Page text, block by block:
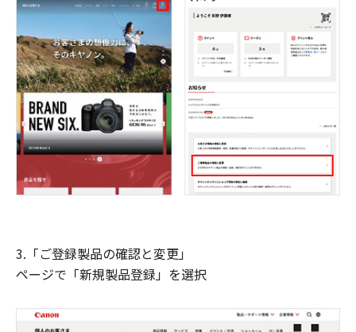
3.「ご登録製品の確認と変更」
ページで「新規製品登録」を選択